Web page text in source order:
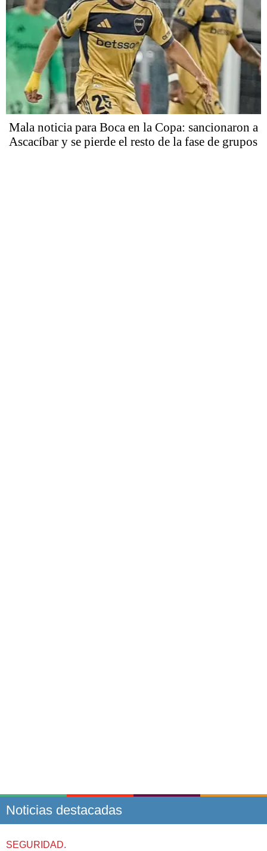
Mala noticia para Boca en la Copa: sancionaron a
Ascacíbar y se pierde el resto de la fase de grupos
Noticias destacadas
SEGURIDAD.